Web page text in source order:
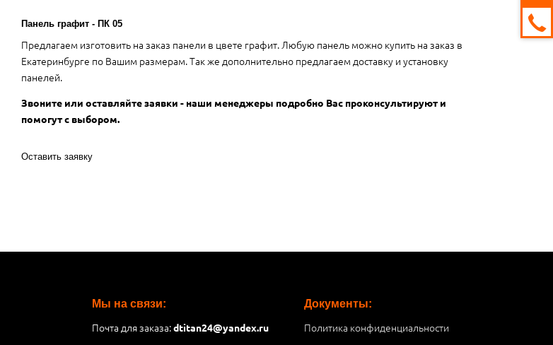
Панель графит - ПК 05
Предлагаем изготовить на заказ панели в цвете графит. Любую панель можно купить на заказ в
Екатеринбурге по Вашим размерам. Так же дополнительно предлагаем доставку и установку
панелей.
Звоните или оставляйте заявки - наши менеджеры подробно Вас проконсультируют и
помогут с выбором.
Оставить заявку
Мы на связи:
Почта для заказа:dtitan24@yandex.ru
Документы:
Политика конфиденциальности